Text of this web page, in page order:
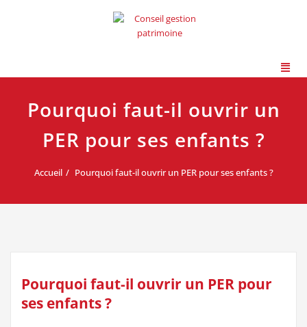
Pourquoi faut-il ouvrir un
PER pour ses enfants ?
Accueil Pourquoi faut-il ouvrir un PER pour ses enfants ?
Pourquoi faut-il ouvrir un PER pour
ses enfants ?